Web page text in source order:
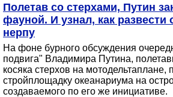
Полетав со стерхами, Путин
фауной. И узнал, как развести
нерпу
На фоне бурного обсуждения
подвига" Владимира Путина,
косяка стерхов на мотодельтаплане,
стройплощадку океанариума на
создаваемого по его же инициативе.